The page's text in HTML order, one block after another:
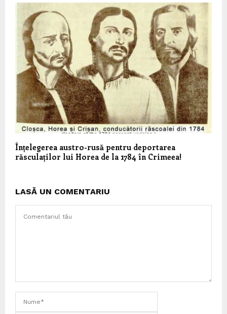
Înțelegerea austro-rusă pentru deportarea
răsculaților lui Horea de la 1784 în Crimeea!
LASĂ UN COMENTARIU